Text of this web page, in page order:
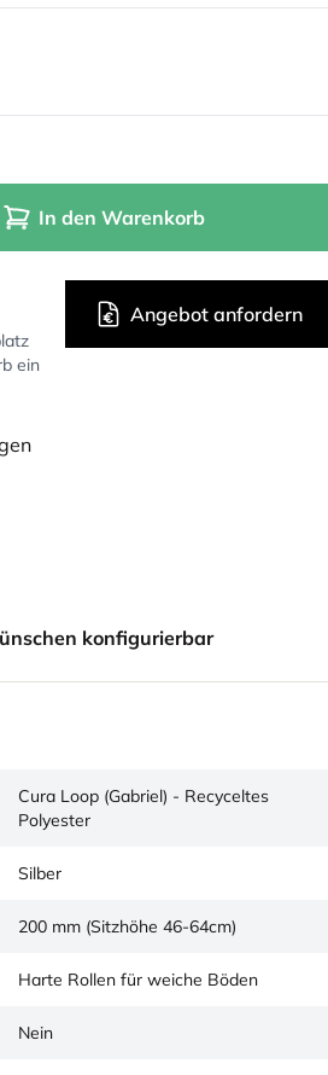
In den Warenkorb
ein
Angebot anfordern
konfigurierbar
Cura Loop (Gabriel) - Recyceltes
Polyester
Silber
200 mm (Sitzhöhe 46-64cm)
Harte Rollen für weiche Böden
Nein